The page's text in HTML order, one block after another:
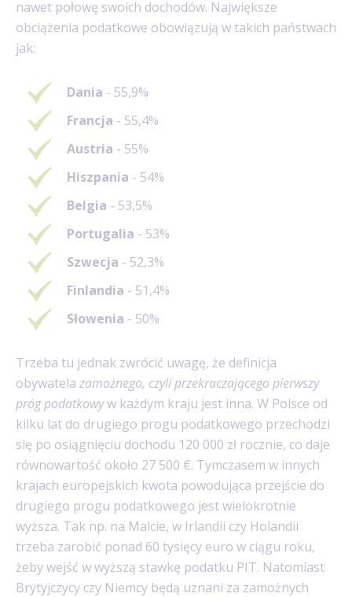
nawet połowę swoich dochodów. Największe
obciążenia podatkowe obowiązują w takich państwach
jak:
Dania - 55,9%
Francja - 55,4%
Austria - 55%
Hiszpania - 54%
Belgia - 53,5%
Portugalia - 53%
Szwecja - 52,3%
Finlandia - 51,4%
Słowenia - 50%
Trzeba tu jednak zwrócić uwagę, że definicja
obywatela zamożnego, czyli przekraczającego pierwszy
próg podatkowyw każdym kraju jest inna. W Polsce od
kilku lat do drugiego progu podatkowego przechodzi
się po osiągnięciu dochodu 120 000 zł rocznie, co daje
równowartość około 27 500 €. Tymczasem w innych
krajach europejskich kwota powodująca przejście do
drugiego progu podatkowego jest wielokrotnie
wyższa. Tak np. na Malcie, w Irlandii czy Holandii
trzeba zarobić ponad 60 tysięcy euro w ciągu roku,
żeby wejść w wyższą stawkę podatku PIT. Natomiast
Brytyjczycy czy Niemcy będą uznani za zamożnych